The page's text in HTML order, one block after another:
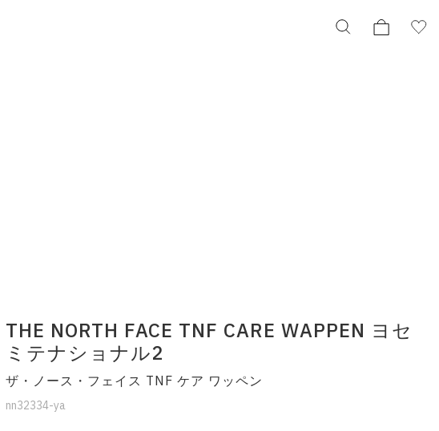
THE NORTH FACE TNF CARE WAPPEN ヨセ
ミテナショナル2
ザ・ノース・フェイス TNF ケア ワッペン
nn32334-ya
※ 在庫ありの表示でもタイミングにより売り切れの可能性がございます。
※ 店舗在庫に関しましてはWEBカスタマーにお問い合わせいただいてもご案